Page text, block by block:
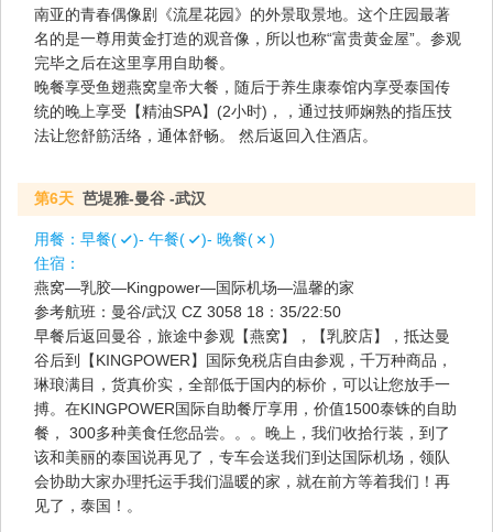
南亚的青春偶像剧《流星花园》的外景取景地。这个庄园最著
名的是一尊用黄金打造的观音像，所以也称“富贵黄金屋”。参观
完毕之后在这里享用自助餐。
晚餐享受鱼翅燕窝皇帝大餐，随后于养生康泰馆内享受泰国传
统的晚上享受【精油SPA】(2小时)，，通过技师娴熟的指压技
法让您舒筋活络，通体舒畅。 然后返回入住酒店。
第6天 芭堤雅-曼谷 -武汉
用餐： 早餐( )- 午餐( )- 晚餐(
)
住宿：
燕窝—乳胶—Kingpower—国际机场—温馨的家
参考航班：曼谷/武汉 CZ 3058 18：35/22:50
早餐后返回曼谷，旅途中参观【燕窝】，【乳胶店】，抵达曼
谷后到【KINGPOWER】国际免税店自由参观，千万种商品，
琳琅满目，货真价实，全部低于国内的标价，可以让您放手一
搏。在KINGPOWER国际自助餐厅享用，价值1500泰铢的自助
餐， 300多种美食任您品尝。。。晚上，我们收拾行装，到了
该和美丽的泰国说再见了，专车会送我们到达国际机场，领队
会协助大家办理托运手我们温暖的家，就在前方等着我们！再
见了，泰国！。